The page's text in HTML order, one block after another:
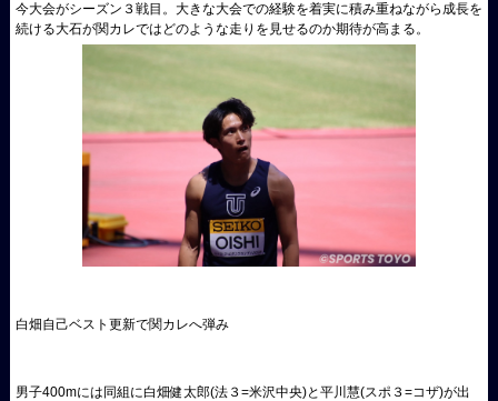
今大会がシーズン３戦目。大きな大会での経験を着実に積み重ねながら成長を
続ける大石が関カレではどのような走りを見せるのか期待が高まる。
白畑自己ベスト更新で関カレへ弾み
男子400mには同組に白畑健太郎(法３=米沢中央)と平川慧(スポ３=コザ)が出